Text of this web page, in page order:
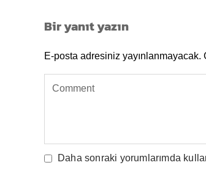
Bir yanıt yazın
E-posta adresiniz yayınlanmayacak.
Daha sonraki yorumlarımda